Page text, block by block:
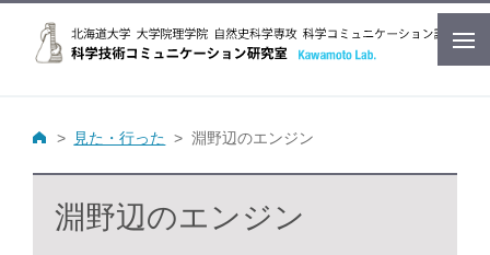
見た・行った 淵野辺のエンジン
淵野辺のエンジン